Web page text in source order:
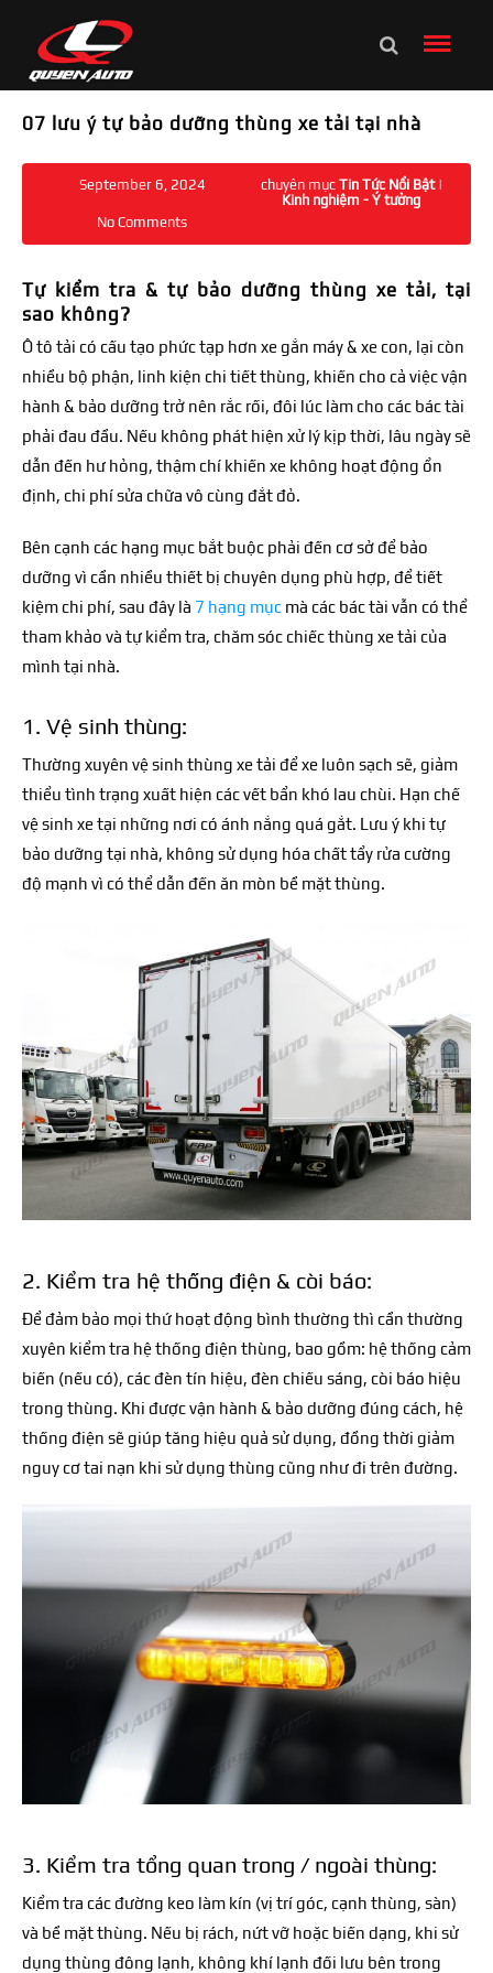
07 lưu ý tự bảo dưỡng thùng xe tải tại nhà
September 6, 2024 chuyên mục Tin Tức Nổi Bật|
Kinh nghiệm - Ý tưởng
No Comments
Tự kiểm tra & tự bảo dưỡng thùng xe tải, tại
sao không?
Ô tô tải có cấu tạo phức tạp hơn xe gắn máy & xe con, lại còn
nhiều bộ phận, linh kiện chi tiết thùng, khiến cho cả việc vận
hành & bảo dưỡng trở nên rắc rối, đôi lúc làm cho các bác tài
phải đau đầu. Nếu không phát hiện xử lý kịp thời, lâu ngày sẽ
dẫn đến hư hỏng, thậm chí khiến xe không hoạt động ổn
định, chi phí sửa chữa vô cùng đắt đỏ.
Bên cạnh các hạng mục bắt buộc phải đến cơ sở để bảo
dưỡng vì cần nhiều thiết bị chuyên dụng phù hợp, để tiết
kiệm chi phí, sau đây là 7 hạng mục mà các bác tài vẫn có thể
tham khảo và tự kiểm tra, chăm sóc chiếc thùng xe tải của
mình tại nhà.
1. Vệ sinh thùng:
Thường xuyên vệ sinh thùng xe tải để xe luôn sạch sẽ, giảm
thiểu tình trạng xuất hiện các vết bẩn khó lau chùi. Hạn chế
vệ sinh xe tại những nơi có ánh nắng quá gắt. Lưu ý khi tự
bảo dưỡng tại nhà, không sử dụng hóa chất tẩy rửa cường
độ mạnh vì có thể dẫn đến ăn mòn bề mặt thùng.
2. Kiểm tra hệ thống điện & còi báo:
Để đảm bảo mọi thứ hoạt động bình thường thì cần thường
xuyên kiểm tra hệ thống điện thùng, bao gồm: hệ thống cảm
biến (nếu có), các đèn tín hiệu, đèn chiếu sáng, còi báo hiệu
trong thùng. Khi được vận hành & bảo dưỡng đúng cách, hệ
thống điện sẽ giúp tăng hiệu quả sử dụng, đồng thời giảm
nguy cơ tai nạn khi sử dụng thùng cũng như đi trên đường.
3. Kiểm tra tổng quan trong / ngoài thùng:
Kiểm tra các đường keo làm kín (vị trí góc, cạnh thùng, sàn)
và bề mặt thùng. Nếu bị rách, nứt vỡ hoặc biến dạng, khi sử
dụng thùng đông lạnh, không khí lạnh đối lưu bên trong